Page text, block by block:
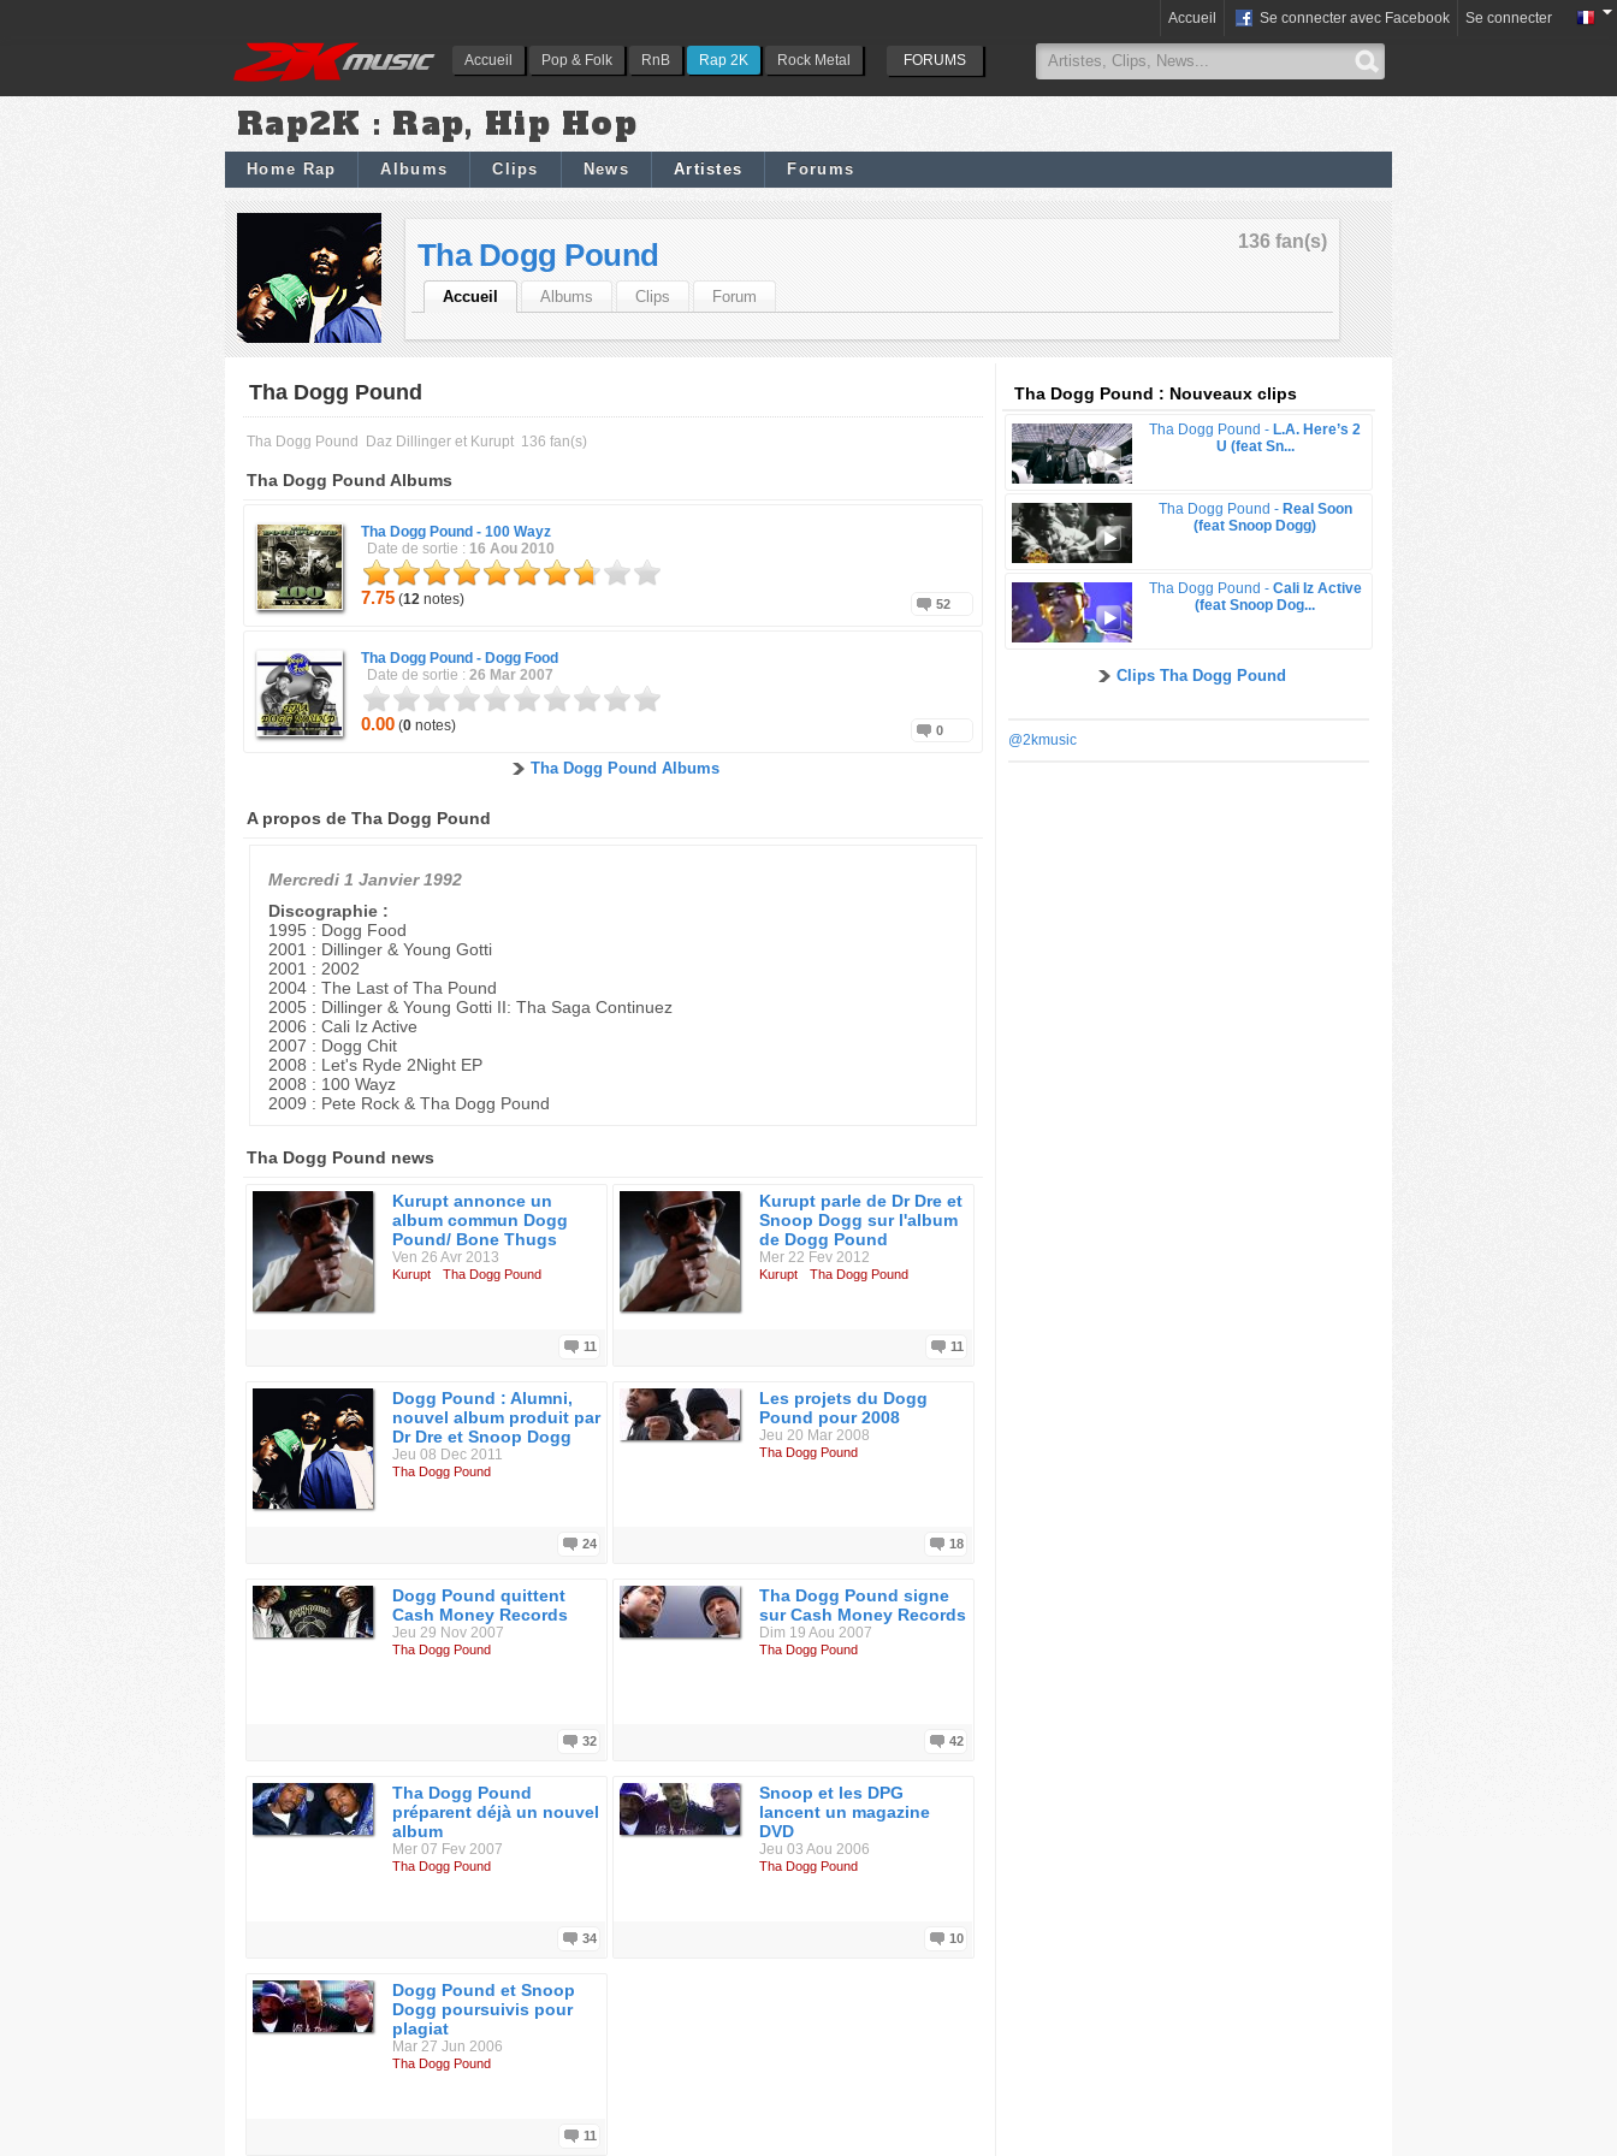
Accueil Pop & Folk RnB Rap 2K Rock Metal FORUMS
Accueil Se connecter avec Facebook Se connecter
Rap2K : Rap, Hip Hop
Home Rap Albums Clips News Artistes Forums
136 fan(s)
Tha Dogg Pound
Accueil Albums Clips Forum
Tha Dogg Pound
Tha Dogg Pound Daz Dillinger et Kurupt 136 fan(s)
Tha Dogg Pound Albums
Tha Dogg Pound - 100 Wayz
Date de sortie : 16 Aou 2010
7.75 (12 notes) 52
Tha Dogg Pound - Dogg Food
Date de sortie : 26 Mar 2007
0.00 (0 notes) 0
Tha Dogg Pound Albums
A propos de Tha Dogg Pound
Mercredi 1 Janvier 1992
Discographie :
1995 : Dogg Food
2001 : Dillinger & Young Gotti
2001 : 2002
2004 : The Last of Tha Pound
2005 : Dillinger & Young Gotti II: Tha Saga Continuez
2006 : Cali Iz Active
2007 : Dogg Chit
2008 : Let's Ryde 2Night EP
2008 : 100 Wayz
2009 : Pete Rock & Tha Dogg Pound
Tha Dogg Pound news
Kurupt annonce un
album commun Dogg
Pound/ Bone Thugs
Ven 26 Avr 2013
Kurupt Tha Dogg Pound
11
Kurupt parle de Dr Dre et
Snoop Dogg sur l'album
de Dogg Pound
Mer 22 Fev 2012
Kurupt Tha Dogg Pound
11
Dogg Pound : Alumni,
nouvel album produit par
Dr Dre et Snoop Dogg
Jeu 08 Dec 2011
Tha Dogg Pound
24
Les projets du Dogg
Pound pour 2008
Jeu 20 Mar 2008
Tha Dogg Pound
18
Dogg Pound quittent
Cash Money Records
Jeu 29 Nov 2007
Tha Dogg Pound
32
Tha Dogg Pound signe
sur Cash Money Records
Dim 19 Aou 2007
Tha Dogg Pound
42
Tha Dogg Pound
préparent déjà un nouvel
album
Mer 07 Fev 2007
Tha Dogg Pound
34
Snoop et les DPG
lancent un magazine
DVD
Jeu 03 Aou 2006
Tha Dogg Pound
10
Dogg Pound et Snoop
Dogg poursuivis pour
plagiat
Mar 27 Jun 2006
Tha Dogg Pound
11
Tha Dogg Pound : Nouveaux clips
Tha Dogg Pound - L.A. Here’s 2
U (feat Sn...
Tha Dogg Pound - Real Soon
(feat Snoop Dogg)
Tha Dogg Pound - Cali Iz Active
(feat Snoop Dog...
Clips Tha Dogg Pound
@2kmusic